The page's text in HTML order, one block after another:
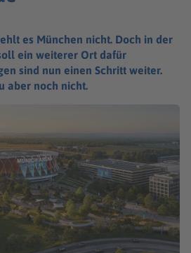
es München nicht. Doch in der
ein weiterer Ort dafür
sind nun einen Schritt weiter.
aber noch nicht.